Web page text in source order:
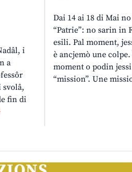
i
a
svolâ,
fin di
Dai 14 ai 18 di Mai
“Patrie”: no sarin
esili. Pal moment,
è ancjemò une
moment o podin
“mission”. Une